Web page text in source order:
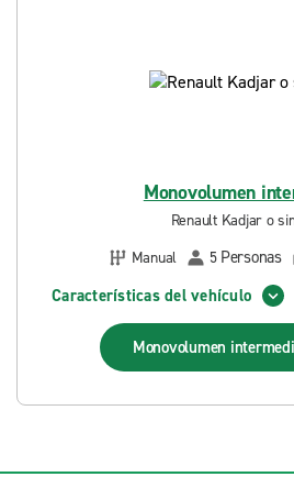
Monovolumen
Renault Kadjar o
Manual
5 Personas
Características del vehículo
Monovolumen